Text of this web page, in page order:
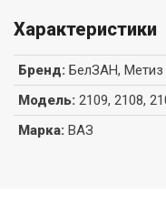
Характеристики
Бренд: БелЗАН, Метиз
Модель: 2109, 2108,
Марка: ВАЗ